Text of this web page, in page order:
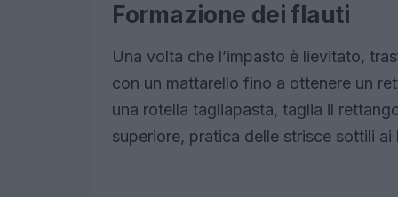
Formazione dei flauti
Una volta che l’impasto è lievitato,
con un mattarello fino a ottenere un
una rotella tagliapasta, taglia il
superiore, pratica delle strisce sottili